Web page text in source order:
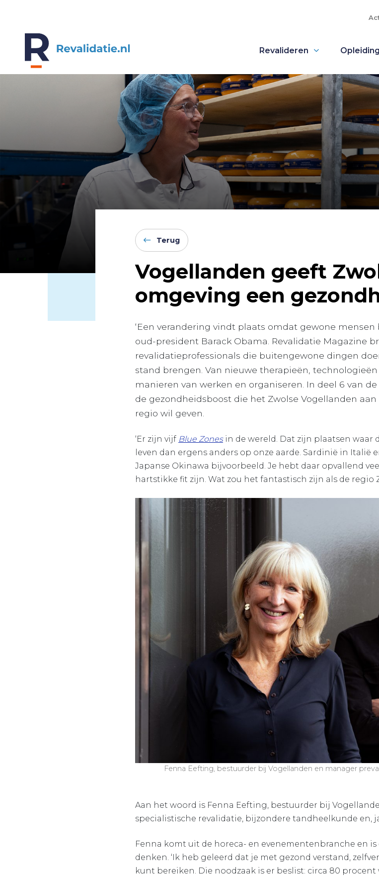
REVALIDATIE.NL
Revalideren Opleiding
Terug
Vogellanden geeft
omgeving een
‘Een verandering vindt plaats omdat gewone mensen
oud-president Barack Obama. Revalidatie Magazine
revalidatieprofessionals die buitengewone dingen
stand brengen. Van nieuwe therapieën,
manieren van werken en organiseren. In deel 6 van
de gezondheidsboost die het Zwolse Vogellanden
regio wil geven.
‘Er zijn vijf Blue Zonesin de wereld. Dat zijn plaatsen waar
leven dan ergens anders op onze aarde. Sardinië in Italië
Japanse Okinawa bijvoorbeeld. Je hebt daar opvallend
hartstikke fit zijn. Wat zou het fantastisch zijn als de regio
Fenna Eefting, bestuurder bij Vogellanden en manager
Aan het woord is Fenna Eefting, bestuurder bij
specialistische revalidatie, bijzondere tandheelkunde en,
Fenna komt uit de horeca- en evenementenbranche en
denken. ‘Ik heb geleerd dat je met gezond verstand,
kunt bereiken. Die noodzaak is er beslist: circa 80